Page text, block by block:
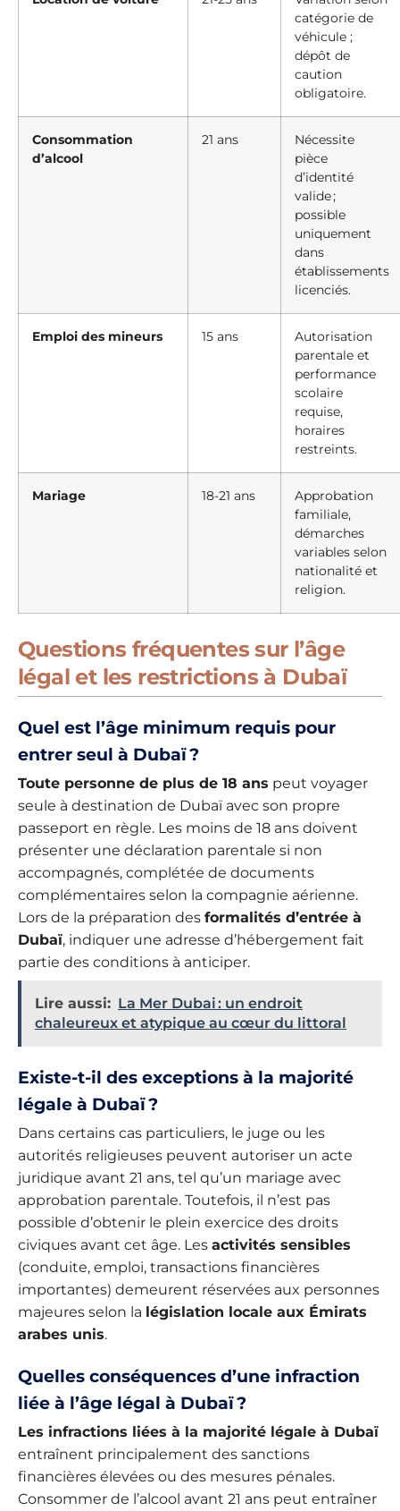
catégorie de
véhicule ;
dépôt de
caution
obligatoire.
Consommation
d’alcool
21 ans
Nécessite
pièce
d’identité
valide ;
possible
uniquement
dans
établissements
licenciés.
Emploi des mineurs 15 ans
Autorisation
parentale et
performance
scolaire
requise,
horaires
restreints.
Mariage 18-21 ans
Approbation
familiale,
démarches
variables selon
nationalité et
religion.
Questions fréquentes sur l’âge
légal et les restrictions à Dubaï
Quel est l’âge minimum requis pour
entrer seul à Dubaï ?
Toute personne de plus de 18 ans peut voyager
seule à destination de Dubaï avec son propre
passeport en règle. Les moins de 18 ans doivent
présenter une déclaration parentale si non
accompagnés, complétée de documents
complémentaires selon la compagnie aérienne.
Lors de la préparation des formalités d’entrée à
Dubaï, indiquer une adresse d’hébergement fait
partie des conditions à anticiper.
Lire aussi: La Mer Dubai : un endroit
chaleureux et atypique au cœur du littoral
Existe-t-il des exceptions à la majorité
légale à Dubaï ?
Dans certains cas particuliers, le juge ou les
autorités religieuses peuvent autoriser un acte
juridique avant 21 ans, tel qu’un mariage avec
approbation parentale. Toutefois, il n’est pas
possible d’obtenir le plein exercice des droits
civiques avant cet âge. Les activités sensibles
(conduite, emploi, transactions financières
importantes) demeurent réservées aux personnes
majeures selon la législation locale aux Émirats
arabes unis.
Quelles conséquences d’une infraction
liée à l’âge légal à Dubaï ?
Les infractions liées à la majorité légale à Dubaï
entraînent principalement des sanctions
financières élevées ou des mesures pénales.
Consommer de l’alcool avant 21 ans peut entraîner